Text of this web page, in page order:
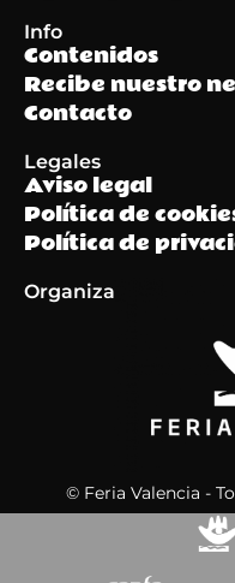
Info
Contenidos
Recibe nuestro
Contacto
Legales
Aviso legal
Política de
Política de
Organiza
© Feria Valencia -